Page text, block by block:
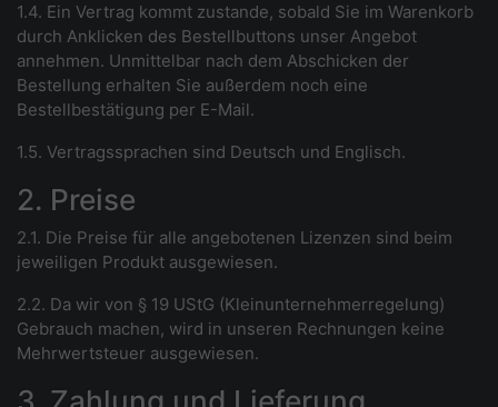
1.4. Ein Vertrag kommt zustande, sobald Sie im Warenkorb
durch Anklicken des Bestellbuttons unser Angebot
annehmen. Unmittelbar nach dem Abschicken der
Bestellung erhalten Sie außerdem noch eine
Bestellbestätigung per E-Mail.
1.5. Vertragssprachen sind Deutsch und Englisch.
2. Preise
2.1. Die Preise für alle angebotenen Lizenzen sind beim
jeweiligen Produkt ausgewiesen.
2.2. Da wir von § 19 UStG (Kleinunternehmerregelung)
Gebrauch machen, wird in unseren Rechnungen keine
Mehrwertsteuer ausgewiesen.